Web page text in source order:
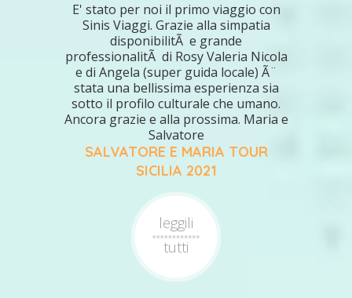
E' stato per noi il primo viaggio con
Sinis Viaggi. Grazie alla simpatia
disponibilitÃ e grande
professionalitÃ di Rosy Valeria Nicola
e di Angela (super guida locale) Ã¨
stata una bellissima esperienza sia
sotto il profilo culturale che umano.
Ancora grazie e alla prossima. Maria e
Salvatore
SALVATORE E MARIA TOUR
SICILIA 2021
leggili
tutti